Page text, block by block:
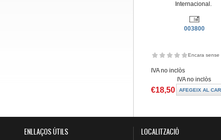
Internacional.
003800
Encara sense
IVA no inclòs
IVA no inclòs
€18,50
ENLLAÇOS ÚTILS LOCALITZACIÓ